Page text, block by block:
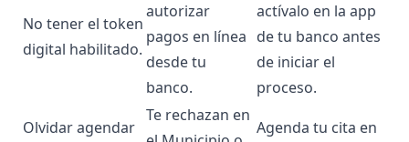
No tener el token
digital habilitado.
autorizar
pagos en línea
desde tu
banco.
actívalo en la app
de tu banco antes
de iniciar el
proceso.
Olvidar agendar
Te rechazan en
Agenda tu cita en